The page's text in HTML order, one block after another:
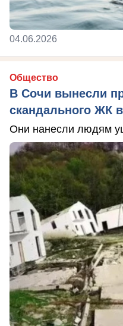
04.06.2026
Общество
В Сочи вынесли
скандального ЖК
Они нанесли людям